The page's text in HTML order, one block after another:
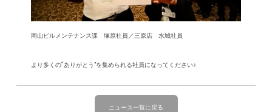
岡山ビルメンテナンス課 塚原社員／三原店 水城社員
より多くの“ありがとう”を集められる社員になってください♪
ニュース一覧に戻る